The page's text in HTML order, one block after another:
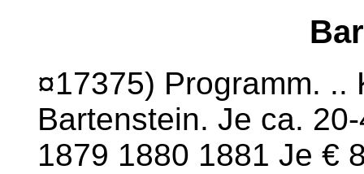
¤17375) Programm. ..
Bartenstein. Je ca.
1879 1880 1881 Je €